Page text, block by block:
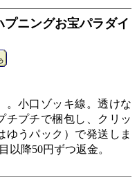
ニングお宝パラダイ
。小口ゾッキ線。透けな
チプチで梱包し、クリッ
ゆうパック）で発送しま
以降50円ずつ返金。